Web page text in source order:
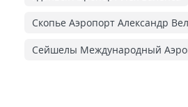
Скопье Аэропорт Александр
Сейшелы Международный